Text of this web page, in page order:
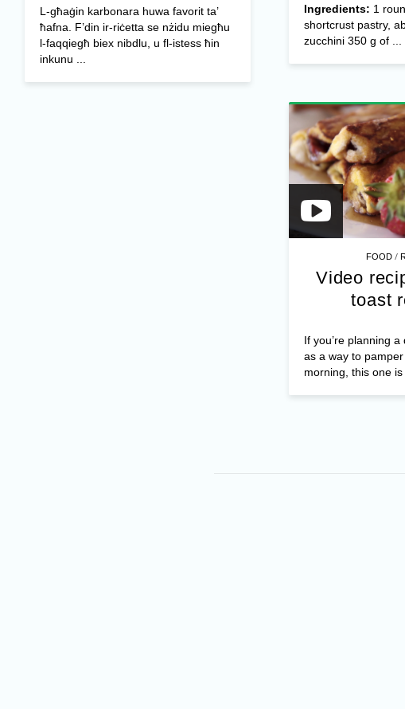
Ingredients: 1
shortcrust pastry,
zucchini 350 g of ...
L-għaġin karbonara huwa favorit ta’
ħafna. F’din ir-riċetta se nżidu miegħu
l-faqqiegħ biex nibdlu, u fl-istess ħin
inkunu ...
FOOD /
Video
toast
If you’re planning
as a way to
morning, this one is